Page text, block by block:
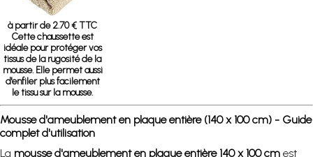
à partir de 2.70 € TTC
Cette chaussette est
idéale pour protéger vos
tissus de la rugosité de la
mousse. Elle permet aussi
d'enfiler plus facilement
le tissu sur la mousse.
Mousse d'ameublement en plaque entière (140 x 100 cm) - Guide
complet d'utilisation
La mousse d'ameublement en plaque entière 140 x 100 cm est